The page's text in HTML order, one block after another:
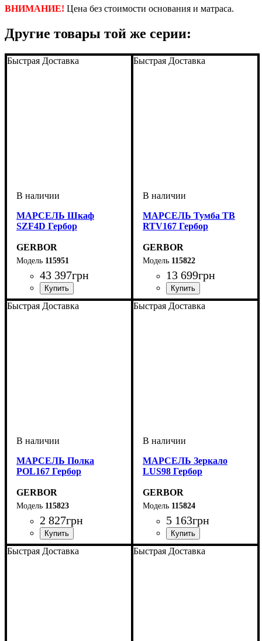
ВНИМАНИЕ! Цена без стоимости основания и матраcа.
Другие товары той же серии:
Быстрая Доставка
МАРСЕЛЬ Шкаф
SZF4D Гербор
GERBOR
115951
43 397грн
ширина, мм: 2160
высота, мм: 2210
глубина, мм: 600
Быстрая Доставка
МАРСЕЛЬ Тумба ТВ
RTV167 Гербор
GERBOR
115822
13 699грн
ширина, мм: 166,5
высота, мм: 56,5
глубина, мм: 45,5
Быстрая Доставка
МАРСЕЛЬ Полка
POL167 Гербор
GERBOR
115823
2 827грн
ширина, мм: 167
высота, мм: 18
глубина, мм: 26,5
Быстрая Доставка
МАРСЕЛЬ Зеркало
LUS98 Гербор
GERBOR
115824
5 163грн
ширина, мм: 98
высота, мм: 100
глубина, мм: 6
Быстрая Доставка Быстрая Доставка